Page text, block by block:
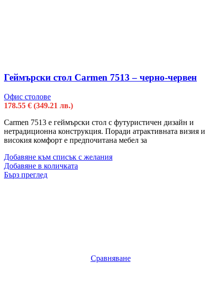
Геймърски стол Carmen 7513 – черно-червен
Офис столове
178.55 € (349.21 лв.)
Carmen 7513 е геймърски стол с футуристичен дизайн и
нетрадиционна конструкция. Поради атрактивната визия и
високия комфорт е предпочитана мебел за
Добавяне към списък с желания
Добавяне в количката
Бърз преглед
Сравняване